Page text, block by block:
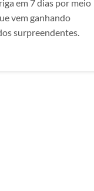
em 7 dias por meio
vem ganhando
surpreendentes.